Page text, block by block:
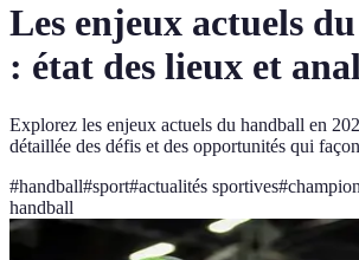
Les enjeux actuels
: état des lieux et
Explorez les enjeux actuels du handball en
détaillée des défis et des opportunités qui
#handball#sport#actualités sportives#
handball